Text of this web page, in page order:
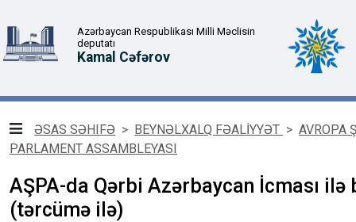
Azərbaycan Respublikası Milli Məclisin
deputatı
Kamal Cəfərov
ƏSAS SƏHIFƏ > BEYNƏLXALQ FƏALİYYƏT > AVROPA
PARLAMENT ASSAMBLEYASI
AŞPA-da Qərbi Azərbaycan İcması ilə
(tərcümə ilə)